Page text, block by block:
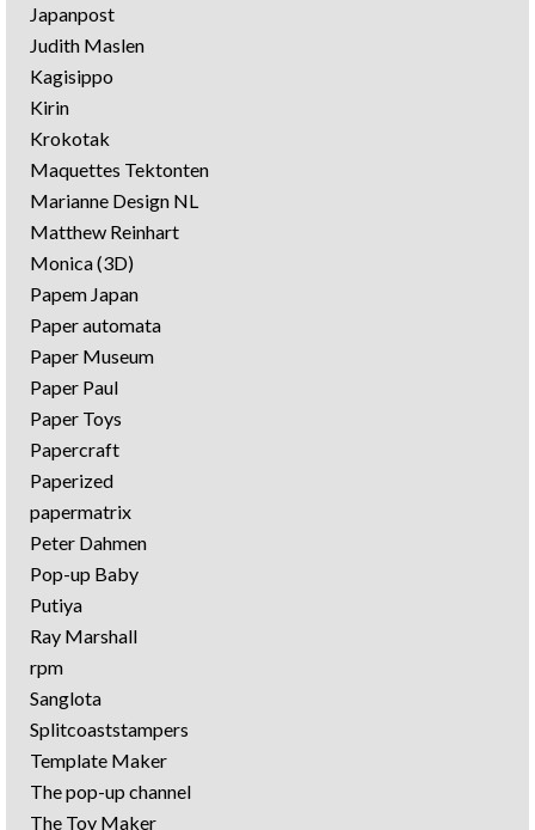
Japanpost
Judith Maslen
Kagisippo
Kirin
Krokotak
Maquettes Tektonten
Marianne Design NL
Matthew Reinhart
Monica (3D)
Papem Japan
Paper automata
Paper Museum
Paper Paul
Paper Toys
Papercraft
Paperized
papermatrix
Peter Dahmen
Pop-up Baby
Putiya
Ray Marshall
rpm
Sanglota
Splitcoaststampers
Template Maker
The pop-up channel
The Toy Maker